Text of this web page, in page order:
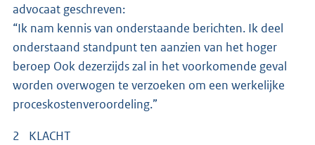
advocaat geschreven:
“Ik nam kennis van onderstaande berichten. Ik deel
onderstaand standpunt ten aanzien van het hoger
beroep Ook dezerzijds zal in het voorkomende geval
worden overwogen te verzoeken om een werkelijke
proceskostenveroordeling.”
2 KLACHT